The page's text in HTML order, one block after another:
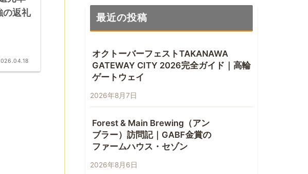
の返礼
最近の投稿
オクトーバーフェストTAKANAWA
GATEWAY CITY 2026完全ガイド｜高輪
ゲートウェイ
2026年8月7日
Forest & Main Brewing（アン
ブラー）訪問記｜GABF金賞の
ファームハウス・セゾン
2026年8月6日